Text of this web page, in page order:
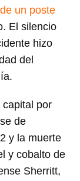
has de
un poste
El silencio
hizo
del
capital por
de
y la muerte
y cobalto de
Sherritt,